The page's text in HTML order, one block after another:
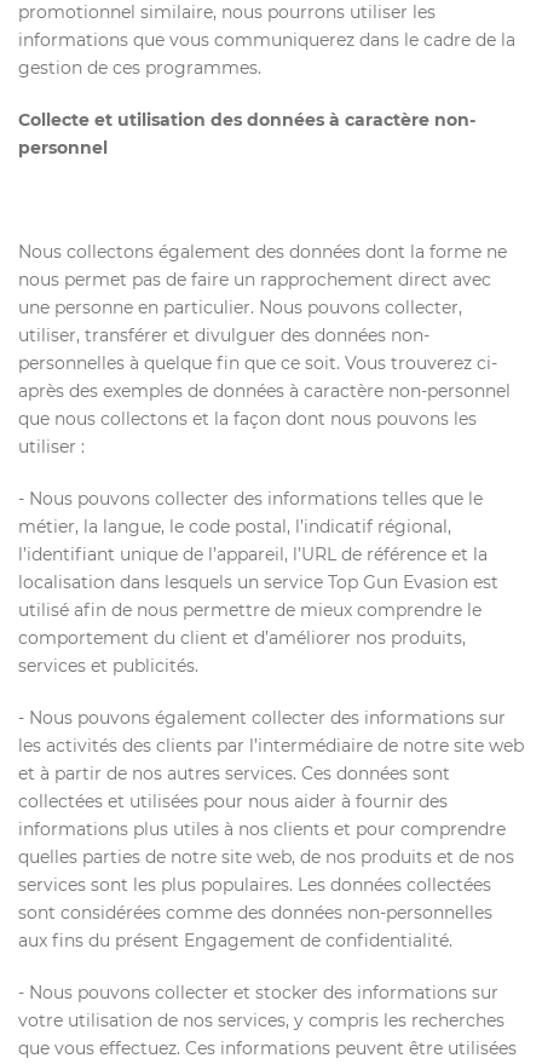
promotionnel similaire, nous pourrons utiliser les
informations que vous communiquerez dans le cadre de la
gestion de ces programmes.
Collecte et utilisation des données à caractère non-
personnel
Nous collectons également des données dont la forme ne
nous permet pas de faire un rapprochement direct avec
une personne en particulier. Nous pouvons collecter,
utiliser, transférer et divulguer des données non-
personnelles à quelque fin que ce soit. Vous trouverez ci-
après des exemples de données à caractère non-personnel
que nous collectons et la façon dont nous pouvons les
utiliser :
- Nous pouvons collecter des informations telles que le
métier, la langue, le code postal, l’indicatif régional,
l’identifiant unique de l’appareil, l’URL de référence et la
localisation dans lesquels un service Top Gun Evasion est
utilisé afin de nous permettre de mieux comprendre le
comportement du client et d’améliorer nos produits,
services et publicités.
- Nous pouvons également collecter des informations sur
les activités des clients par l’intermédiaire de notre site web
et à partir de nos autres services. Ces données sont
collectées et utilisées pour nous aider à fournir des
informations plus utiles à nos clients et pour comprendre
quelles parties de notre site web, de nos produits et de nos
services sont les plus populaires. Les données collectées
sont considérées comme des données non-personnelles
aux fins du présent Engagement de confidentialité.
- Nous pouvons collecter et stocker des informations sur
votre utilisation de nos services, y compris les recherches
que vous effectuez. Ces informations peuvent être utilisées